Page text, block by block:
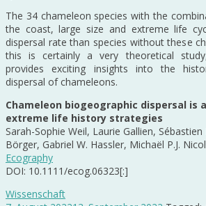
The 34 chameleon species with the
the coast, large size and extreme life
dispersal rate than species without these
this is certainly a very theoretical
provides exciting insights into the
dispersal of chameleons.
Chameleon biogeographic dispersal is
extreme life history strategies
Sarah-Sophie Weil, Laurie Gallien,
Börger, Gabriel W. Hassler, Michaël P.J.
Ecography
DOI: 10.1111/ecog.06323[:]
Wissenschaft